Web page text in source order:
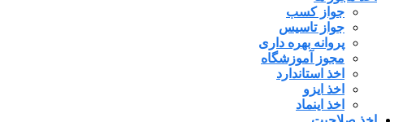
جواز کسب
جواز تاسیس
پروانه بهره داری
مجوز آموزشگاه
اخذ استاندارد
اخذ ایزو
اخذ اینماد